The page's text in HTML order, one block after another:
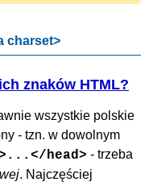
charset>
znaków HTML?
wszystkie polskie
- tzn. w dowolnym
head> - trzeba
. Najczęściej